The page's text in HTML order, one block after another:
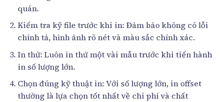
quán.
Kiểm tra kỹ file trước khi in: Đảm bảo không có lỗi
chính tả, hình ảnh rõ nét và màu sắc chính xác.
In thử: Luôn in thử một vài mẫu trước khi tiến hành
in số lượng lớn.
Chọn đúng kỹ thuật in: Với số lượng lớn, in offset
thường là lựa chọn tốt nhất về chi phí và chất